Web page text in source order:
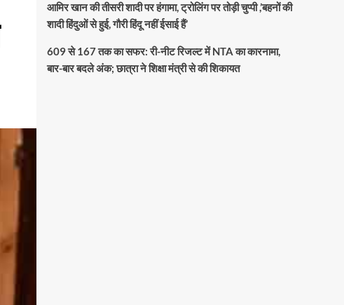
आमिर खान की तीसरी शादी पर हंगामा, ट्रोलिंग पर तोड़ी चुप्पी ,’बहनों की
शादी हिंदुओं से हुई, गौरी हिंदू नहीं ईसाई हैं’
609 से 167 तक का सफर: री-नीट रिजल्ट में NTA का कारनामा,
बार-बार बदले अंक; छात्रा ने शिक्षा मंत्री से की शिकायत